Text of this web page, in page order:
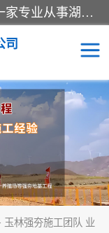
湖南业峻强夯基础工程有限公司是一家专业从事湖南强夯基础工程、强夯机租赁，地基处理的施工单位。业务覆盖：湖南、广东，江西等地。可承接1000KN.m-25000KN.m强夯（置换）工程。公司创始人是国内较早期从事强夯施工的建设者，经过多年的一步一个脚印的发展，在行业内具有较高的度和良好的口碑。
司
玉林强夯施工团队 业
租赁
队伍